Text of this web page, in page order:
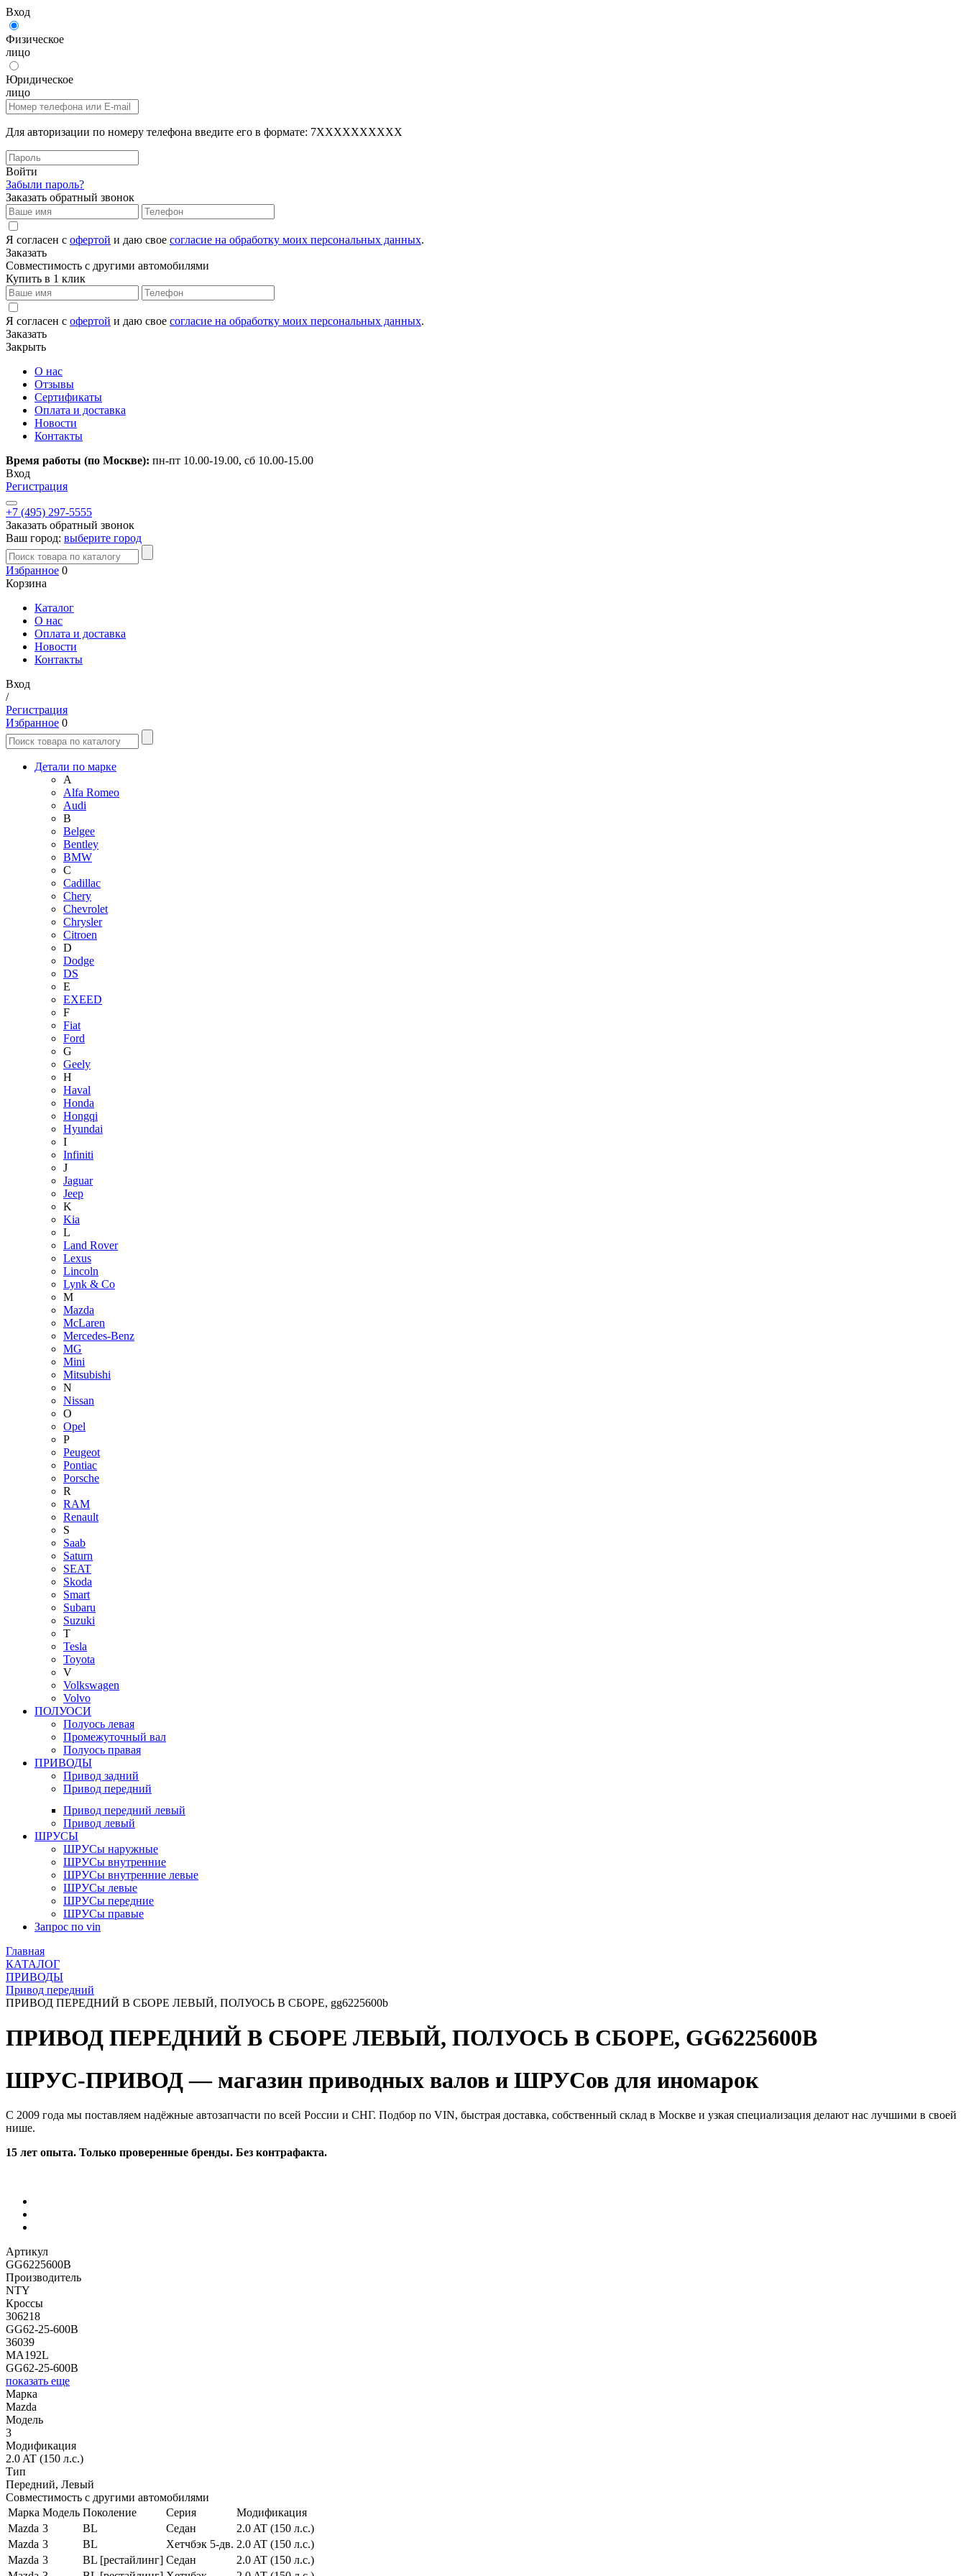
Вход
Физическое
лицо
Юридическое
лицо
Для авторизации по номеру телефона введите его в формате: 7XXXXXXXXXX
Войти
Забыли пароль?
Заказать обратный звонок
Я согласен с офертой и даю свое согласие на обработку моих персональных данных.
Заказать
Совместимость с другими автомобилями
Купить в 1 клик
Я согласен с офертой и даю свое согласие на обработку моих персональных данных.
Заказать
Закрыть
О нас
Отзывы
Сертификаты
Оплата и доставка
Новости
Контакты
Время работы (по Москве): пн-пт 10.00-19.00, сб 10.00-15.00
Вход
Регистрация
+7 (495) 297-5555
Заказать обратный звонок
Ваш город: выберите город
Избранное 0
Корзина
Каталог
О нас
Оплата и доставка
Новости
Контакты
Вход
/
Регистрация
Избранное 0
Детали по марке
A
Alfa Romeo
Audi
B
Belgee
Bentley
BMW
C
Cadillac
Chery
Chevrolet
Chrysler
Citroen
D
Dodge
DS
E
EXEED
F
Fiat
Ford
G
Geely
H
Haval
Honda
Hongqi
Hyundai
I
Infiniti
J
Jaguar
Jeep
K
Kia
L
Land Rover
Lexus
Lincoln
Lynk & Co
M
Mazda
McLaren
Mercedes-Benz
MG
Mini
Mitsubishi
N
Nissan
O
Opel
P
Peugeot
Pontiac
Porsche
R
RAM
Renault
S
Saab
Saturn
SEAT
Skoda
Smart
Subaru
Suzuki
T
Tesla
Toyota
V
Volkswagen
Volvo
ПОЛУОСИ
Полуось левая
Промежуточный вал
Полуось правая
ПРИВОДЫ
Привод задний
Привод передний
Привод передний левый
Привод левый
ШРУСЫ
ШРУСы наружные
ШРУСы внутренние
ШРУСы внутренние левые
ШРУСы левые
ШРУСы передние
ШРУСы правые
Запрос по vin
Главная
КАТАЛОГ
ПРИВОДЫ
Привод передний
ПРИВОД ПЕРЕДНИЙ В СБОРЕ ЛЕВЫЙ, ПОЛУОСЬ В СБОРЕ, gg6225600b
ПРИВОД ПЕРЕДНИЙ В СБОРЕ ЛЕВЫЙ, ПОЛУОСЬ В СБОРЕ, GG6225600B
ШРУС-ПРИВОД — магазин приводных валов и ШРУСов для иномарок
С 2009 года мы поставляем надёжные автозапчасти по всей России и СНГ. Подбор по VIN, быстрая доставка, собственный склад в Москве и узкая специализация делают нас лучшими в своей
нише.
15 лет опыта. Только проверенные бренды. Без контрафакта.
Артикул
GG6225600B
Производитель
NTY
Кроссы
306218
GG62-25-600B
36039
MA192L
GG62-25-600B
показать еще
Марка
Mazda
Модель
3
Модификация
2.0 AT (150 л.с.)
Тип
Передний, Левый
Совместимость с другими автомобилями
Марка Модель Поколение Серия
Модификация
Mazda 3 BL Седан
2.0 AT (150 л.с.)
Mazda 3 BL Хетчбэк 5-дв. 2.0 AT (150 л.с.)
Mazda 3 BL [рестайлинг] Седан
2.0 AT (150 л.с.)